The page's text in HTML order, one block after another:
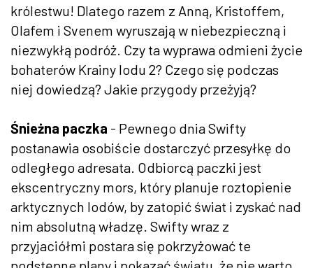
królestwu! Dlatego razem z Anną, Kristoffem,
Olafem i Svenem wyruszają w niebezpieczną i
niezwykłą podróż. Czy ta wyprawa odmieni życie
bohaterów Krainy lodu 2? Czego się podczas
niej dowiedzą? Jakie przygody przeżyją?
Śnieżna paczka - Pewnego dnia Swifty
postanawia osobiście dostarczyć przesyłkę do
odległego adresata. Odbiorcą paczki jest
ekscentryczny mors, który planuje roztopienie
arktycznych lodów, by zatopić świat i zyskać nad
nim absolutną władzę. Swifty wraz z
przyjaciółmi postara się pokrzyżować te